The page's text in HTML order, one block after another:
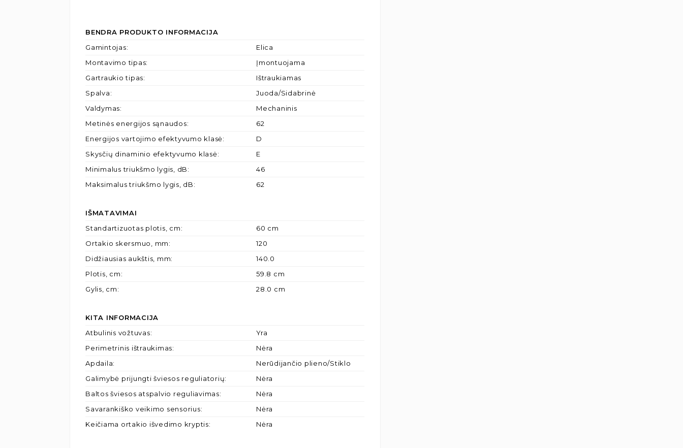
BENDRA PRODUKTO INFORMACIJA
Gamintojas:
Elica
Montavimo tipas:
Įmontuojama
Gartraukio tipas:
Ištraukiamas
Spalva:
Juoda/Sidabrinė
Valdymas:
Mechaninis
Metinės energijos sąnaudos:
62
Energijos vartojimo efektyvumo klasė:
D
Skysčių dinaminio efektyvumo klasė:
E
Minimalus triukšmo lygis, dB:
46
Maksimalus triukšmo lygis, dB: 62
IŠMATAVIMAI
Standartizuotas plotis, cm:
60 cm
Ortakio skersmuo, mm:
120
Didžiausias aukštis, mm:
140.0
Plotis, cm:
59.8 cm
Gylis, cm: 28.0 cm
KITA INFORMACIJA
Atbulinis vožtuvas:
Yra
Perimetrinis ištraukimas:
Nėra
Apdaila:
Nerūdijančio plieno/Stiklo
Galimybė prijungti šviesos reguliatorių:
Nėra
Baltos šviesos atspalvio reguliavimas:
Nėra
Savarankiško veikimo sensorius:
Nėra
Keičiama ortakio išvedimo kryptis: Nėra